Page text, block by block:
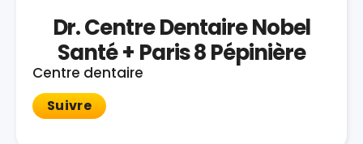
Dr. Centre Dentaire Nobel
Santé + Paris 8 Pépinière
Centre dentaire
Suivre